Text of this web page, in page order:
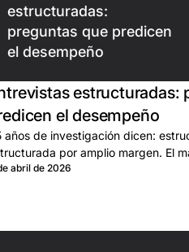
estructuradas:
preguntas que predicen
el desempeño
estructuradas:
el desempeño
años de investigación dicen:
por amplio margen. El
claro.
abril de 2026